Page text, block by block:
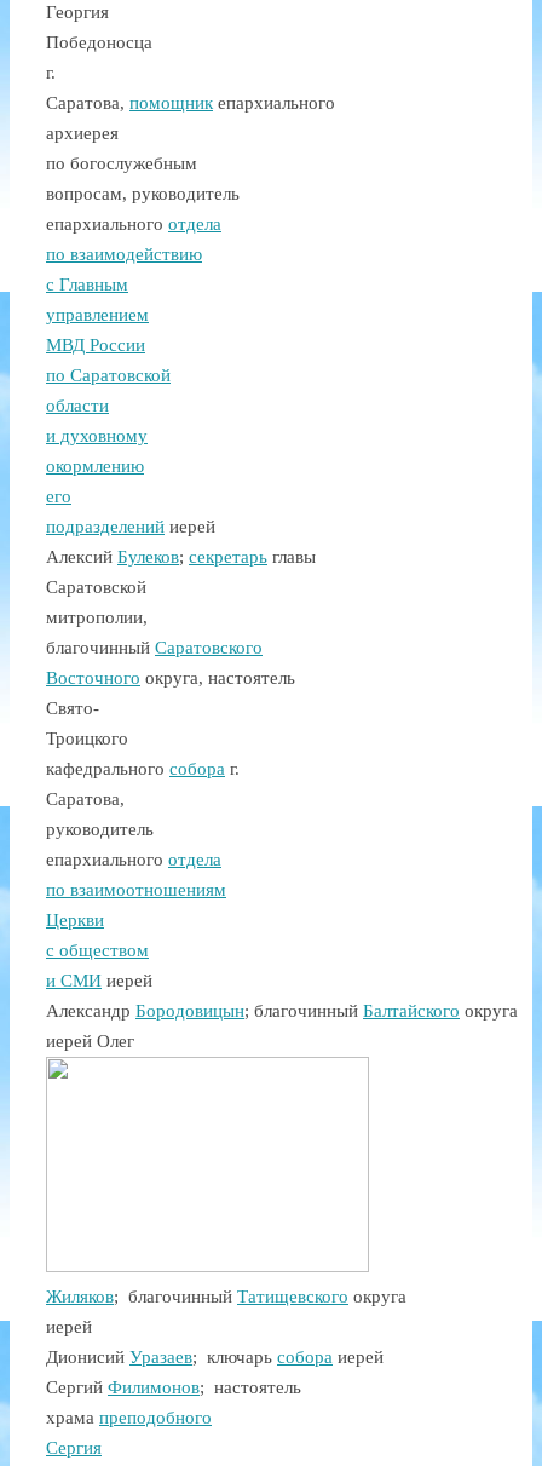
Георгия
Победоносца
г.
Саратова, помощник епархиального
архиерея
по богослужебным
вопросам, руководитель
епархиального отдела
по взаимодействию
с Главным
управлением
МВД России
по Саратовской
области
и духовному
окормлению
его
подразделений иерей
Алексий Булеков; секретарь главы
Саратовской
митрополии,
благочинный Саратовского
Восточного округа, настоятель
Свято-
Троицкого
кафедрального собора г.
Саратова,
руководитель
епархиального отдела
по взаимоотношениям
Церкви
с обществом
и СМИ иерей
Александр Бородовицын; благочинный Балтайского округа
иерей Олег
Жиляков; благочинный Татищевского округа
иерей
Дионисий Уразаев; ключарь собора иерей
Сергий Филимонов; настоятель
храма преподобного
Сергия